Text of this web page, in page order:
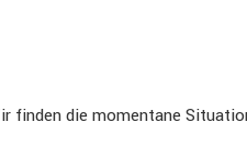
finden die momen­tane